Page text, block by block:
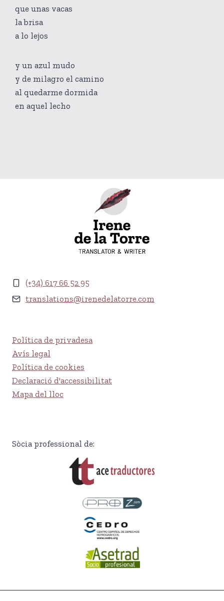
que unas vacas
la brisa
a lo lejos
y un azul mudo
y de milagro el camino
al quedarme dormida
en aquel lecho
(+34) 617 66 52 95
translations@irenedelatorre.com
Política de privadesa
Avís legal
Política de cookies
Declaració d'accessibilitat
Mapa del lloc
Sòcia professional de: